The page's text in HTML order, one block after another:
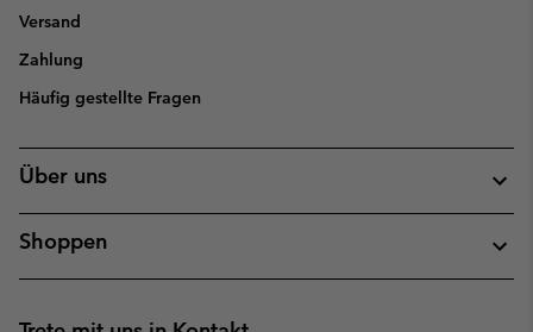
Versand
Zahlung
Häufig gestellte Fragen
Über uns
Shoppen